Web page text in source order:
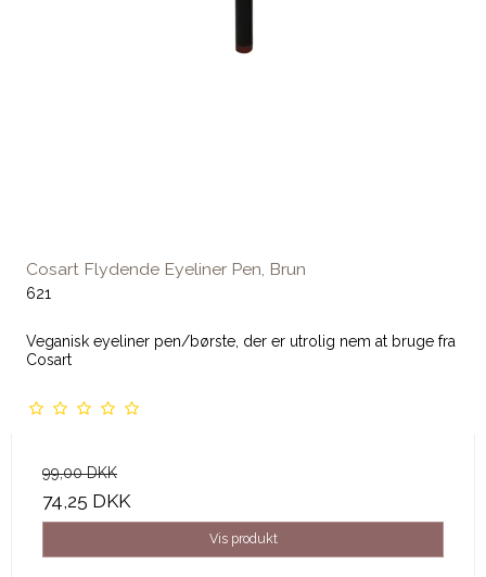
Cosart Flydende Eyeliner Pen, Brun
621
Veganisk eyeliner pen/børste, der er utrolig nem at bruge fra
Cosart
99,00 DKK
74,25 DKK
Vis produkt